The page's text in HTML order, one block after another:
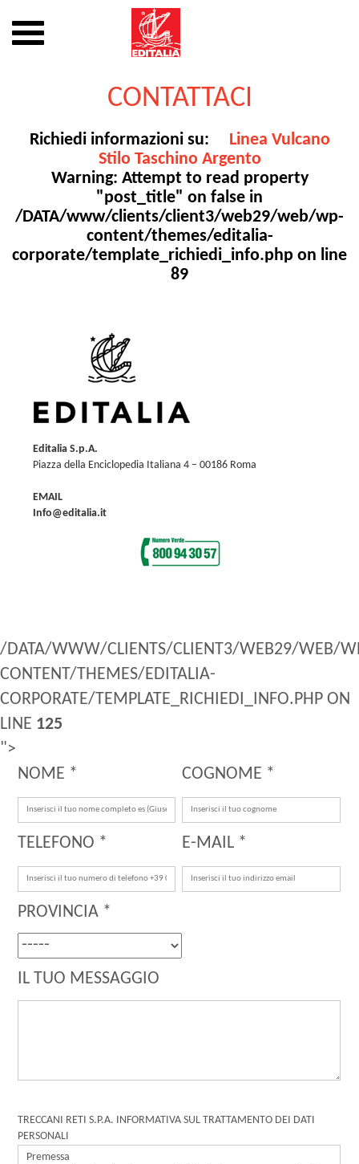
Mostra
o
CONTATTACI
Richiedi informazioni su:
Linea Vulcano
Stilo Taschino Argento
Warning: Attempt to read property
"post_title" on false in
/DATA/www/clients/client3/web29/web/wp-
content/themes/editalia-
corporate/template_richiedi_info.php on line
89
Editalia S.p.A.
Piazza della Enciclopedia Italiana 4 – 00186 Roma
EMAIL
Info@editalia.it
/DATA/WWW/CLIENTS/CLIENT3/WEB29/WEB/
CONTENT/THEMES/EDITALIA-
CORPORATE/TEMPLATE_RICHIEDI_INFO.PHP ON
LINE 125
">
NOME *
COGNOME *
TELEFONO * E-MAIL *
PROVINCIA *
IL TUO MESSAGGIO
TRECCANI RETI S.P.A. INFORMATIVA SUL TRATTAMENTO DEI DATI
PERSONALI